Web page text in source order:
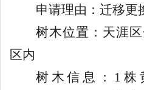
申请理由： 迁移更
树木位置： 天涯
区内
树木信息： 1 株